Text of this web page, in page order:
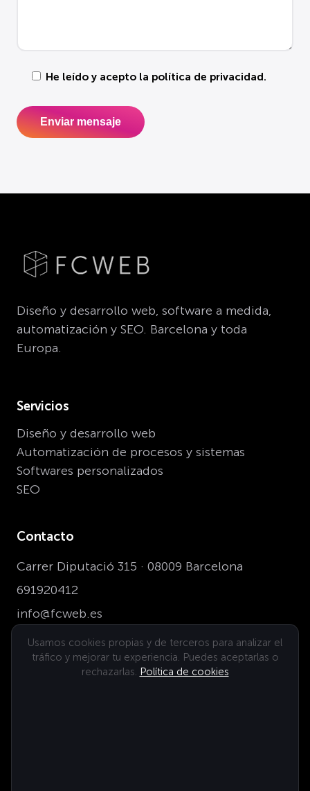
He leído y acepto la política de privacidad.
Diseño y desarrollo web, software a medida,
automatización y SEO. Barcelona y toda
Europa.
Servicios
Diseño y desarrollo web
Automatización de procesos y sistemas
Softwares personalizados
SEO
Contacto
Carrer Diputació 315 · 08009 Barcelona
691920412
info@fcweb.es
Dónde estamos
Usamos cookies propias y de terceros para analizar el
tráfico y mejorar tu experiencia. Puedes aceptarlas o
rechazarlas. Política de cookies